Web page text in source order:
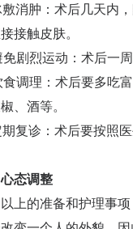
敷消肿：术后几天内
接触皮肤。
免剧烈运动：术后一
食调理：术后要多吃
、酒等。
期复诊：术后要按照
态调整
的准备和护理事项